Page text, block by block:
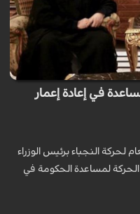
في إعادة إعمار
لحركة النجباء برئيس الوزراء
الحركة لمساعدة الحكومة في